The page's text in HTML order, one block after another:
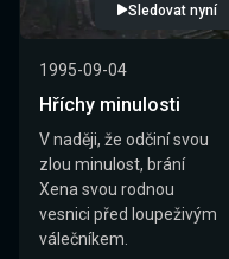
Sledovat nyní
1995-09-04
Hříchy minulosti
V naději, že odčiní svou
zlou minulost, brání
Xena svou rodnou
vesnici před loupeživým
válečníkem.